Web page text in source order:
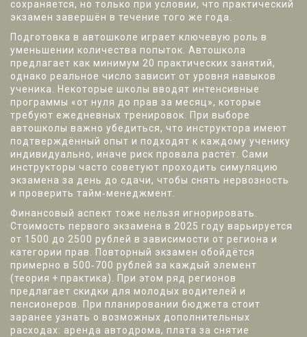
сохраняется, но только при условии, что практический
экзамен завершён в течение того же года.
Подготовка в автошколе играет ключевую роль в
уменьшении количества попыток. Автошкола
предлагает как минимум 20 практических занятий,
однако реальное число зависит от уровня навыков
ученика. Некоторые школы вводят интенсивные
программы «от нуля до прав за месяц», которые
требуют ежедневных тренировок. При выборе
автошколы важно убедиться, что инструктора имеют
подтверждённый опыт и подходят к каждому ученику
индивидуально, иначе риск провала растёт. Сами
инструкторы часто советуют проходить симуляцию
экзамена за день до сдачи, чтобы снять нервозность
и проверить тайм‑менеджмент.
Финансовый аспект тоже нельзя игнорировать.
Стоимость первого экзамена в 2025 году варьируется
от 1500 до 2500 рублей в зависимости от региона и
категории прав. Повторный экзамен обойдётся
примерно в 500‑700 рублей за каждый элемент
(теория + практика). При этом ряд регионов
предлагает скидки для молодых водителей и
пенсионеров. При планировании бюджета стоит
заранее узнать о возможных дополнительных
расходах: аренда автодрома, плата за снятие